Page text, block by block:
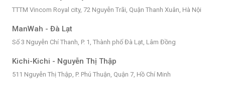
TTTM Vincom Royal city, 72 Nguyễn Trãi, Quận Thanh Xuân, Hà Nội
ManWah - Đà Lạt
Số 3 Nguyễn Chí Thanh, P. 1, Thành phố Đà Lạt, Lâm Đồng
Kichi-Kichi - Nguyễn Thị Thập
511 Nguyễn Thị Thập, P. Phú Thuận, Quận 7, Hồ Chí Minh